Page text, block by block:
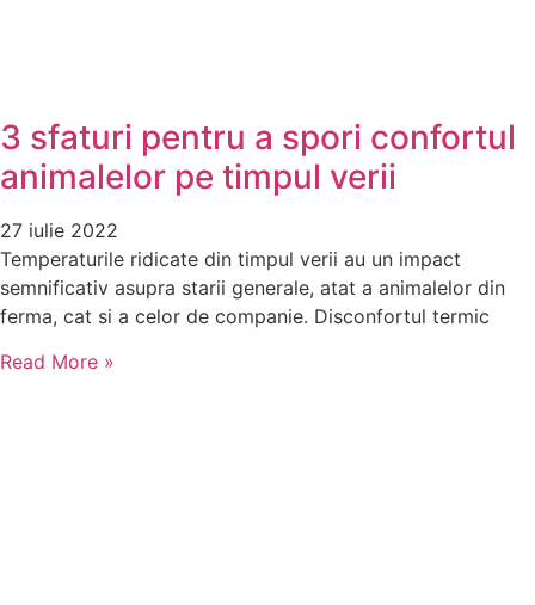
3 sfaturi pentru a spori confortul
animalelor pe timpul verii
27 iulie 2022
Temperaturile ridicate din timpul verii au un impact
semnificativ asupra starii generale, atat a animalelor din
ferma, cat si a celor de companie. Disconfortul termic
Read More »